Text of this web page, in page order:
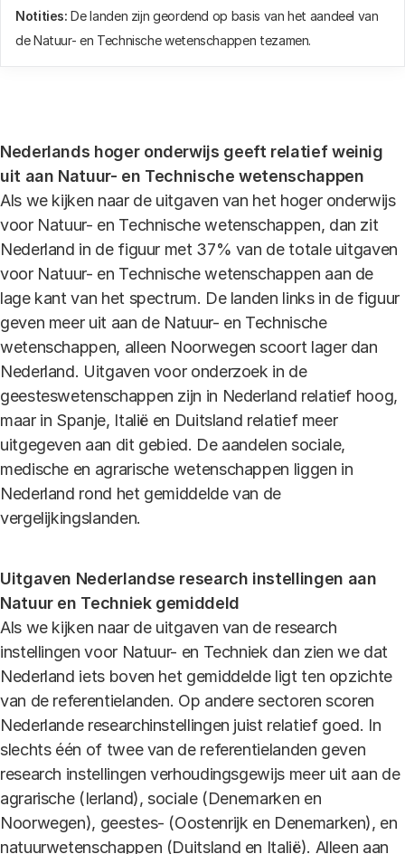
Notities: De landen zijn geordend op basis van het aandeel van
de Natuur- en Technische wetenschappen tezamen.
Nederlands hoger onderwijs geeft relatief weinig
uit aan Natuur- en Technische wetenschappen
Als we kijken naar de uitgaven van het hoger onderwijs
voor Natuur- en Technische wetenschappen, dan zit
Nederland in de figuur met 37% van de totale uitgaven
voor Natuur- en Technische wetenschappen aan de
lage kant van het spectrum. De landen links in de figuur
geven meer uit aan de Natuur- en Technische
wetenschappen, alleen Noorwegen scoort lager dan
Nederland. Uitgaven voor onderzoek in de
geesteswetenschappen zijn in Nederland relatief hoog,
maar in Spanje, Italië en Duitsland relatief meer
uitgegeven aan dit gebied. De aandelen sociale,
medische en agrarische wetenschappen liggen in
Nederland rond het gemiddelde van de
vergelijkingslanden.
Uitgaven Nederlandse research instellingen aan
Natuur en Techniek gemiddeld
Als we kijken naar de uitgaven van de research
instellingen voor Natuur- en Techniek dan zien we dat
Nederland iets boven het gemiddelde ligt ten opzichte
van de referentielanden. Op andere sectoren scoren
Nederlande researchinstellingen juist relatief goed. In
slechts één of twee van de referentielanden geven
research instellingen verhoudingsgewijs meer uit aan de
agrarische (Ierland), sociale (Denemarken en
Noorwegen), geestes- (Oostenrijk en Denemarken), en
natuurwetenschappen (Duitsland en Italië). Alleen aan